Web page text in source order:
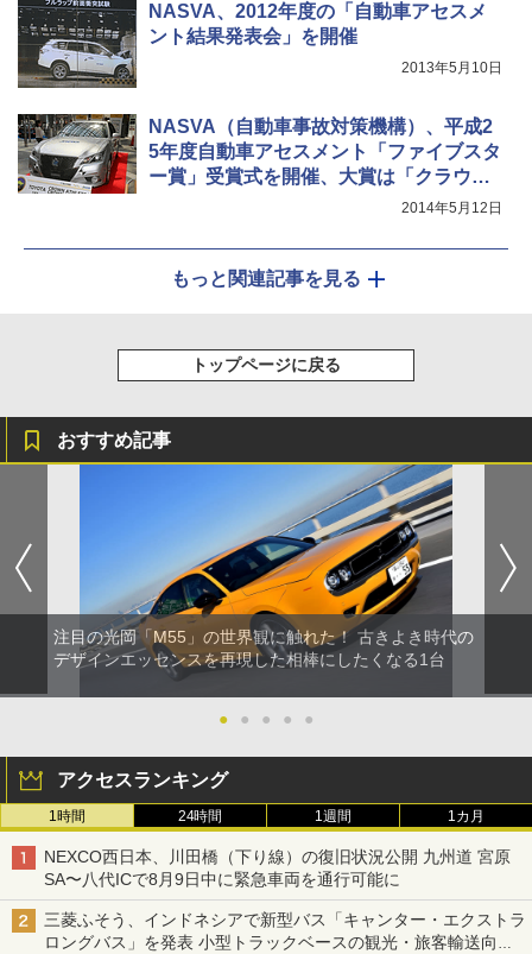
NASVA、2012年度の「自動車アセスメ
ント結果発表会」を開催
2013年5月10日
NASVA（自動車事故対策機構）、平成2
5年度自動車アセスメント「ファイブスタ
ー賞」受賞式を開催、大賞は「クラウ
2014年5月12日
もっと関連記事を見る
トップページに戻る
おすすめ記事
注目の光岡「M55」の世界観に触れた！ 古きよき時代の
デザインエッセンスを再現した相棒にしたくなる1台
● ● ● ● ●
アクセスランキング
1時間 24時間 1週間 1カ月
NEXCO西日本、川田橋（下り線）の復旧状況公開 九州道 宮原
SA〜八代ICで8月9日中に緊急車両を通行可能に
三菱ふそう、インドネシアで新型バス「キャンター・エクストラ
ロングバス」を発表 小型トラックベースの観光・旅客輸送向け